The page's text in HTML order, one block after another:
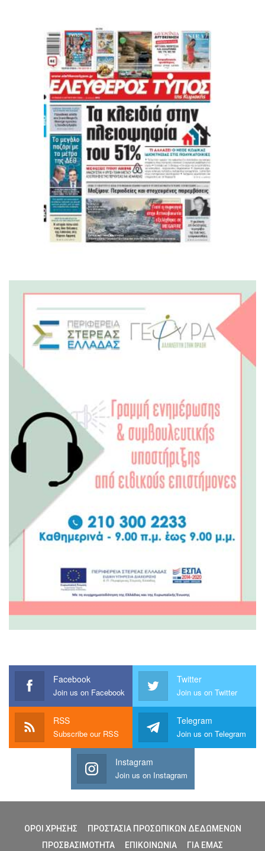
Facebook
Join us on Facebook
Twitter
Join us on Twitter
RSS
Subscribe our RSS
Telegram
Join us on Telegram
Instagram
Join us on Instagram
ΟΡΟΙ ΧΡΗΣΗΣ
ΠΡΟΣΤΑΣΙΑ ΠΡΟΣΩΠΙΚΩΝ ΔΕΔΩΜΕΝΩΝ
ΠΡΟΣΒΑΣΙΜΟΤΗΤΑ
ΕΠΙΚΟΙΝΩΝΙΑ ΓΙΑ ΕΜΑΣ